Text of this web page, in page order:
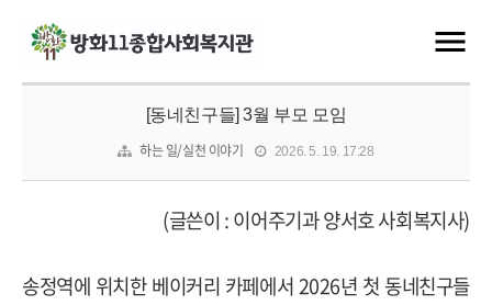
[동네친구들] 3월 부모 모임
하는 일/실천 이야기 2026. 5. 19. 17:28
(글쓴이 : 이어주기과 양서호 사회복지사)
송정역에 위치한 베이커리 카페에서 2026년 첫 동네친구들